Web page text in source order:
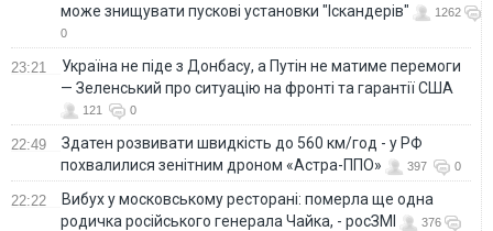
може знищувати пускові установки "Іскандерів"
1262
0
23:21
Україна не піде з Донбасу, а Путін не матиме перемоги
— Зеленський про ситуацію на фронті та гарантії США
121 0
22:49
Здатен розвивати швидкість до 560 км/год - у РФ
похвалилися зенітним дроном «Астра-ППО»
397 0
22:22
Вибух у московському ресторані: померла ще одна
родичка російського генерала Чайка, - росЗМІ
376